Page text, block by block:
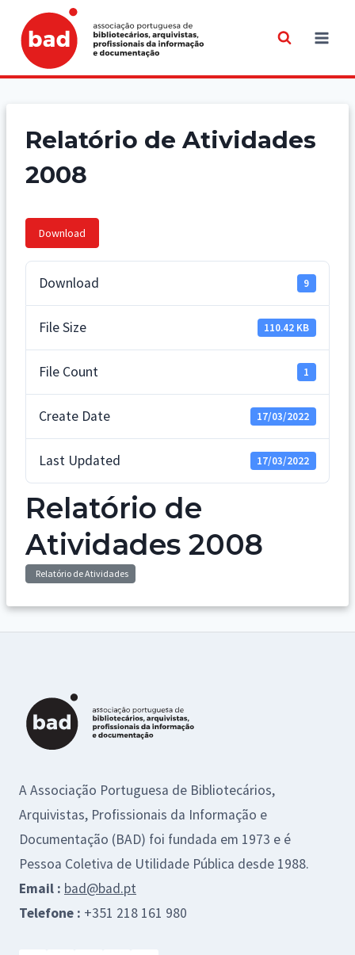
content
Relatório de Atividades
2008
Download
Download 9
File Size 110.42 KB
File Count 1
Create Date 17/03/2022
Last Updated 17/03/2022
Relatório de
Atividades 2008
Relatório de Atividades
A Associação Portuguesa de Bibliotecários,
Arquivistas, Profissionais da Informação e
Documentação (BAD) foi fundada em 1973 e é
Pessoa Coletiva de Utilidade Pública desde 1988.
Email : bad@bad.pt
Telefone : +351 218 161 980